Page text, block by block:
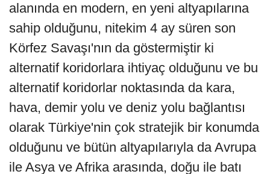
alanında en modern, en yeni altyapılarına
sahip olduğunu, nitekim 4 ay süren son
Körfez Savaşı'nın da göstermiştir ki
alternatif koridorlara ihtiyaç olduğunu ve bu
alternatif koridorlar noktasında da kara,
hava, demir yolu ve deniz yolu bağlantısı
olarak Türkiye'nin çok stratejik bir konumda
olduğunu ve bütün altyapılarıyla da Avrupa
ile Asya ve Afrika arasında, doğu ile batı